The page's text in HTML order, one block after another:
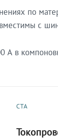
по
с
в
СТА